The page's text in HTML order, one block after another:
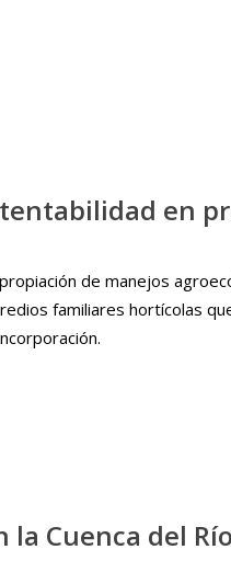
en
de manejos
familiares hortícolas
Cuenca del